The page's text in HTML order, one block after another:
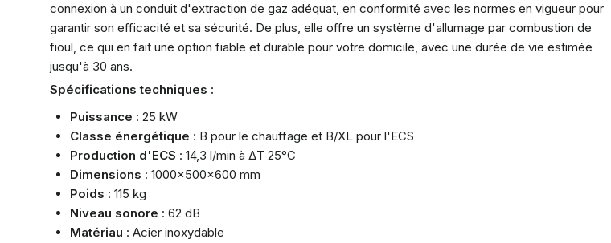
connexion à un conduit d'extraction de gaz adéquat, en conformité avec les normes en vigueur pour
garantir son efficacité et sa sécurité. De plus, elle offre un système d'allumage par combustion de
fioul, ce qui en fait une option fiable et durable pour votre domicile, avec une durée de vie estimée
jusqu'à 30 ans.
Spécifications techniques :
Puissance : 25 kW
Classe énergétique : B pour le chauffage et B/XL pour l'ECS
Production d'ECS : 14,3 l/min à ΔT 25°C
Dimensions : 1000x500x600 mm
Poids : 115 kg
Niveau sonore : 62 dB
Matériau : Acier inoxydable